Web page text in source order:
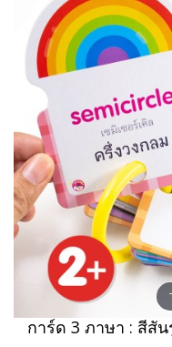
การ์ด 3 ภาษา : สีสั